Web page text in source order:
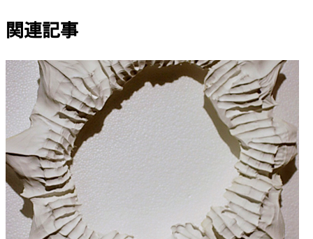
関連記事